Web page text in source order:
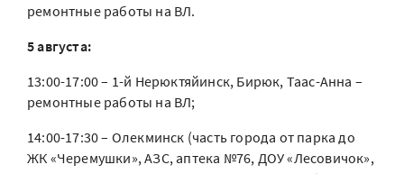
ремонтные работы на ВЛ.
5 августа:
13:00-17:00 – 1-й Нерюктяйинск, Бирюк, Таас-Анна –
ремонтные работы на ВЛ;
14:00-17:30 – Олекминск (часть города от парка до
ЖК «Черемушки», АЗС, аптека №76, ДОУ «Лесовичок»,